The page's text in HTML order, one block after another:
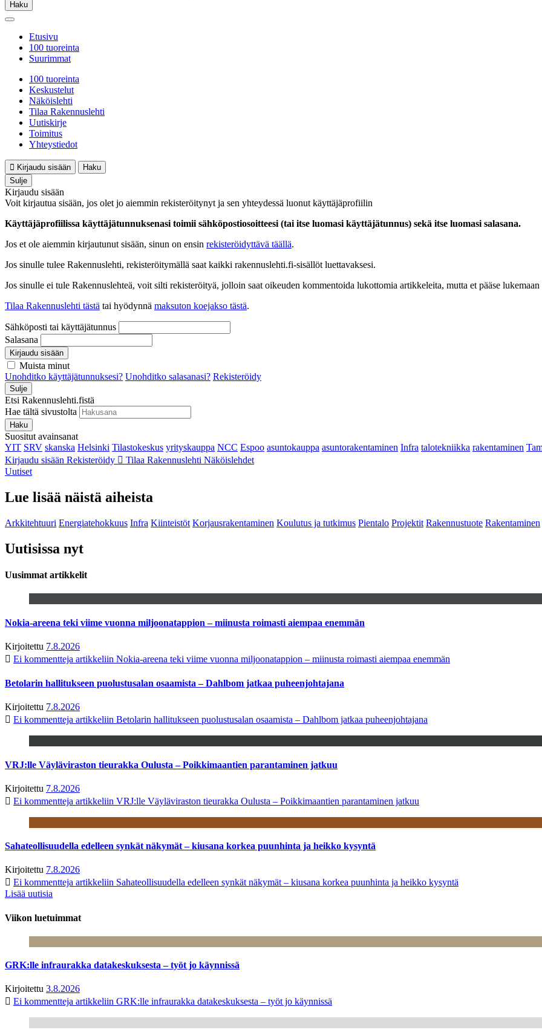
Haku
Etusivu
100 tuoreinta
Suurimmat
100 tuoreinta
Keskustelut
Näköislehti
Tilaa Rakennuslehti
Uutiskirje
Toimitus
Yhteystiedot
Kirjaudu sisään
Haku
Sulje
Kirjaudu sisään
Voit kirjautua sisään, jos olet jo aiemmin rekisteröitynyt ja sen yhteydessä luonut käyttäjäprofiilin
Käyttäjäprofiilissa käyttäjätunnuksenasi toimii sähköpostiosoitteesi (tai itse luomasi käyttäjätunnus) sekä itse luomasi salasana.
Jos et ole aiemmin kirjautunut sisään, sinun on ensin rekisteröidyttävä täällä.
Jos sinulle tulee Rakennuslehti, rekisteröitymällä saat kaikki rakennuslehti.fi-sisällöt luettavaksesi.
Jos sinulle ei tule Rakennuslehteä, voit silti rekisteröityä, jolloin saat oikeuden kommentoida lukottomia artikkeleita, mutta et pääse
Tilaa Rakennuslehti tästä tai hyödynnä maksuton koejakso tästä.
Sähköposti tai käyttäjätunnus
Salasana
Kirjaudu sisään
Muista minut
Unohditko käyttäjätunnuksesi? Unohditko salasanasi? Rekisteröidy
Sulje
Etsi Rakennuslehti.fistä
Hae tältä sivustolta
Haku
Suositut avainsanat
YIT SRV skanska Helsinki Tilastokeskus yrityskauppa NCC Espoo asuntokauppa asuntorakentaminen Infra talotekniikka rakentaminen
Kirjaudu sisään Rekisteröidy Tilaa Rakennuslehti Näköislehdet
Uutiset
Lue lisää näistä aiheista
Arkkitehtuuri Energiatehokkuus Infra Kiinteistöt Korjausrakentaminen Koulutus ja tutkimus Pientalo Projektit Rakennustuote Rakentaminen
Uutisissa nyt
Uusimmat artikkelit
Nokia-areena teki viime vuonna miljoonatappion – miinusta roimasti aiempaa enemmän
Kirjoitettu 7.8.2026
Ei kommentteja artikkeliin Nokia-areena teki viime vuonna miljoonatappion – miinusta roimasti aiempaa enemmän
Betolarin hallitukseen puolustusalan osaamista – Dahlbom jatkaa puheenjohtajana
Kirjoitettu 7.8.2026
Ei kommentteja artikkeliin Betolarin hallitukseen puolustusalan osaamista – Dahlbom jatkaa puheenjohtajana
VRJ:lle Väyläviraston tieurakka Oulusta – Poikkimaantien parantaminen jatkuu
Kirjoitettu 7.8.2026
Ei kommentteja artikkeliin VRJ:lle Väyläviraston tieurakka Oulusta – Poikkimaantien parantaminen jatkuu
Sahateollisuudella edelleen synkät näkymät – kiusana korkea puunhinta ja heikko kysyntä
Kirjoitettu 7.8.2026
Ei kommentteja artikkeliin Sahateollisuudella edelleen synkät näkymät – kiusana korkea puunhinta ja heikko kysyntä
Lisää uutisia
Viikon luetuimmat
GRK:lle infraurakka datakeskuksesta – työt jo käynnissä
Kirjoitettu 3.8.2026
Ei kommentteja artikkeliin GRK:lle infraurakka datakeskuksesta – työt jo käynnissä